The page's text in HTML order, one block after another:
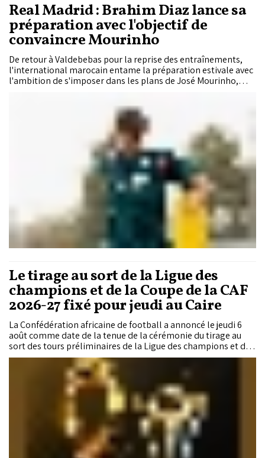
Real Madrid : Brahim Diaz lance sa
préparation avec l'objectif de
convaincre Mourinho
De retour à Valdebebas pour la reprise des entraînements,
l'international marocain entame la préparation estivale avec
l'ambition de s'imposer dans les plans de José Mourinho,
Le tirage au sort de la Ligue des
champions et de la Coupe de la CAF
2026-27 fixé pour jeudi au Caire
La Confédération africaine de football a annoncé le jeudi 6
août comme date de la tenue de la cérémonie du tirage au
sort des tours préliminaires de la Ligue des champions et de
la Coupe de la CAF 2026-27. Sur les 4 clubs marocains
engagés en Coupes africaines cette saison, seule la RS
Berkane devrait être exemptée du tour préliminaire.